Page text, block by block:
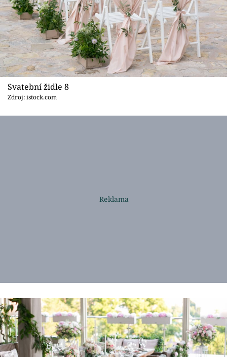
Svatební židle 8
Zdroj: istock.com